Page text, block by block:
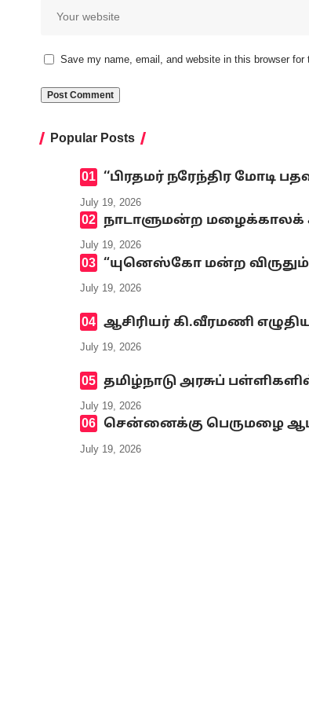
Save my name, email, and website in this browser
Popular Posts
‘‘பிரதமர் நரேந்திர மோடி
July 19, 2026
நாடாளுமன்ற மழைக்காலக்
July 19, 2026
“யுனெஸ்கோ மன்ற
July 19, 2026
ஆசிரியர் கி.வீரமணி
July 19, 2026
தமிழ்நாடு அரசுப்
July 19, 2026
சென்னைக்கு பெருமழை
July 19, 2026